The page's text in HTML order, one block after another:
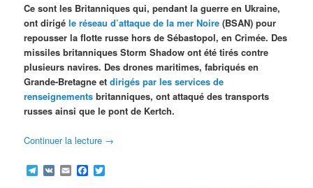
Ce sont les Britanniques qui, pendant la guerre en Ukraine,
ont dirigéle réseau d’attaque de la mer Noire (BSAN) pour
repousser la flotte russe hors de Sébastopol, en Crimée. Des
missiles britanniques Storm Shadow ont été tirés contre
plusieurs navires. Des drones maritimes, fabriqués en
Grande-Bretagne etdirigés par les services de
renseignements britanniques, ont attaqué des transports
russes ainsi que le pont de Kertch.
Continuer la lecture →
Telegram
VK EmailFacebook